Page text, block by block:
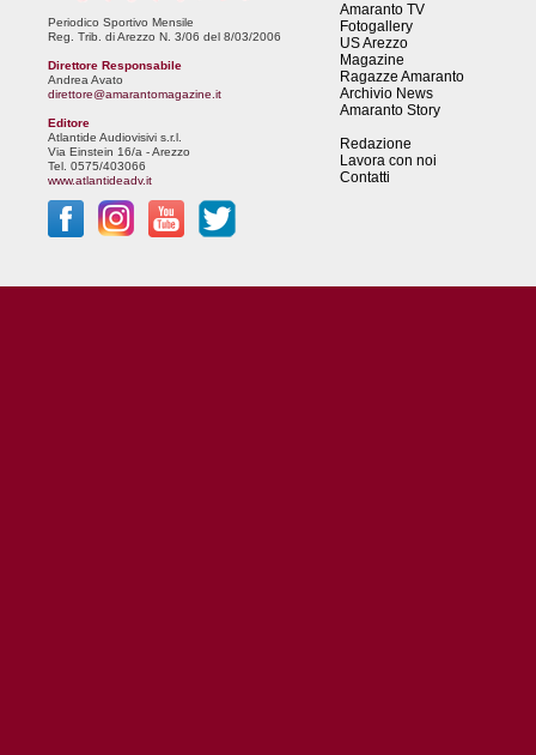
Periodico Sportivo Mensile
Reg. Trib. di Arezzo N. 3/06 del 8/03/2006
Direttore Responsabile
Andrea Avato
direttore@amarantomagazine.it
Editore
Atlantide Audiovisivi s.r.l.
Via Einstein 16/a - Arezzo
Tel. 0575/403066
www.atlantideadv.it
Amaranto TV
Fotogallery
US Arezzo
Magazine
Ragazze Amaranto
Archivio News
Amaranto Story
Redazione
Lavora con noi
Contatti